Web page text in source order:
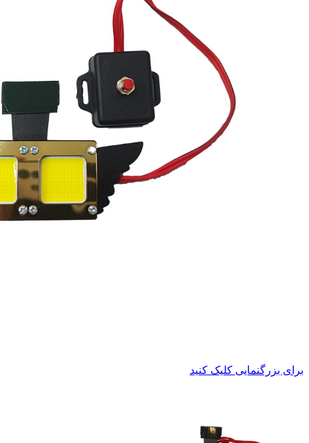
برای بزرگنمایی کلیک کنید